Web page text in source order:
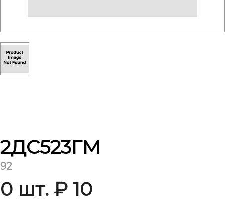
2ДС523ГМ
92
0 шт. ₽ 10